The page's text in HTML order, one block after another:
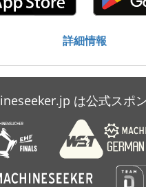
詳細情報
は公式スポ